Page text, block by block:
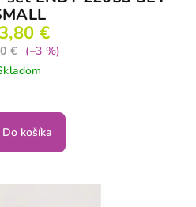
€
€
(–3 %)
Do košíka